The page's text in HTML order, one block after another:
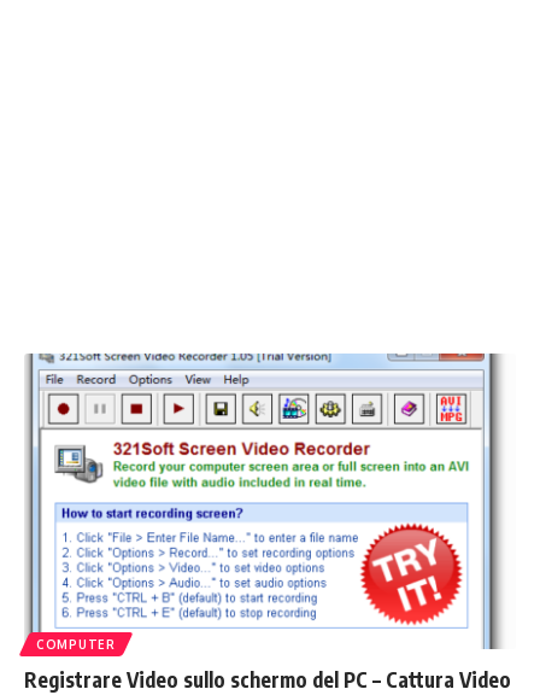
COMPUTER
Registrare Video sullo schermo del PC – Cattura Video